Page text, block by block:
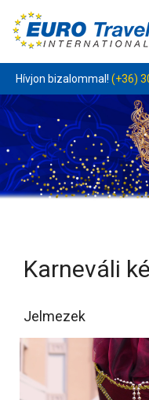
Hívjon bizalommal! (+36)
Karneváli
Jelmezek